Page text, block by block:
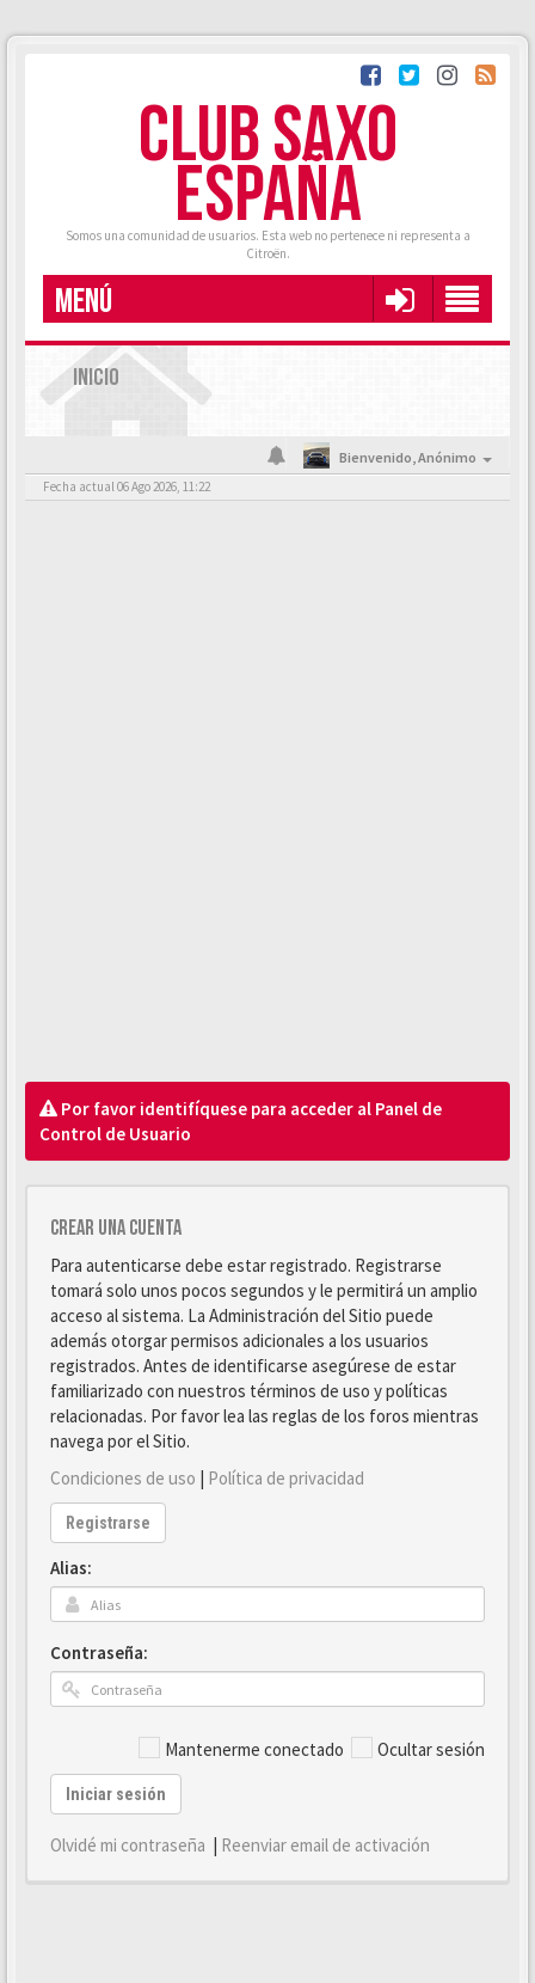
CLUB SAXO
ESPAÑA
Somos una comunidad de usuarios. Esta web no pertenece ni representa a
Citroën.
MENÚ
INICIO
Bienvenido,Anónimo
Fecha actual 06 Ago 2026, 11:22
Por favor identifíquese para acceder al Panel de
Control de Usuario
Crear una cuenta
Para autenticarse debe estar registrado. Registrarse
tomará solo unos pocos segundos y le permitirá un amplio
acceso al sistema. La Administración del Sitio puede
además otorgar permisos adicionales a los usuarios
registrados. Antes de identificarse asegúrese de estar
familiarizado con nuestros términos de uso y políticas
relacionadas. Por favor lea las reglas de los foros mientras
navega por el Sitio.
Condiciones de uso | Política de privacidad
Registrarse
Alias:
Contraseña:
Mantenerme conectado Ocultar sesión
Iniciar sesión
Olvidé mi contraseña | Reenviar email de activación